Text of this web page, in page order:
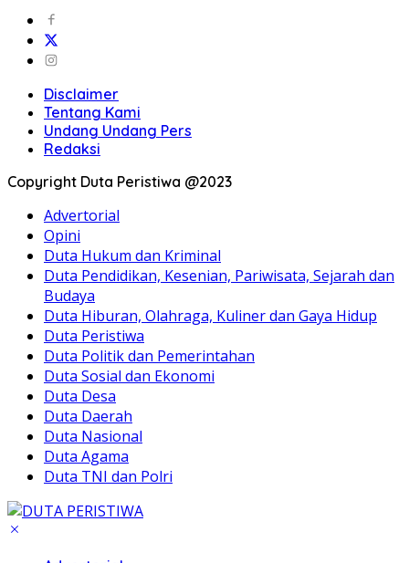
Disclaimer
Tentang Kami
Undang Undang Pers
Redaksi
Copyright Duta Peristiwa @2023
Advertorial
Opini
Duta Hukum dan Kriminal
Duta Pendidikan, Kesenian, Pariwisata, Sejarah dan
Budaya
Duta Hiburan, Olahraga, Kuliner dan Gaya Hidup
Duta Peristiwa
Duta Politik dan Pemerintahan
Duta Sosial dan Ekonomi
Duta Desa
Duta Daerah
Duta Nasional
Duta Agama
Duta TNI dan Polri